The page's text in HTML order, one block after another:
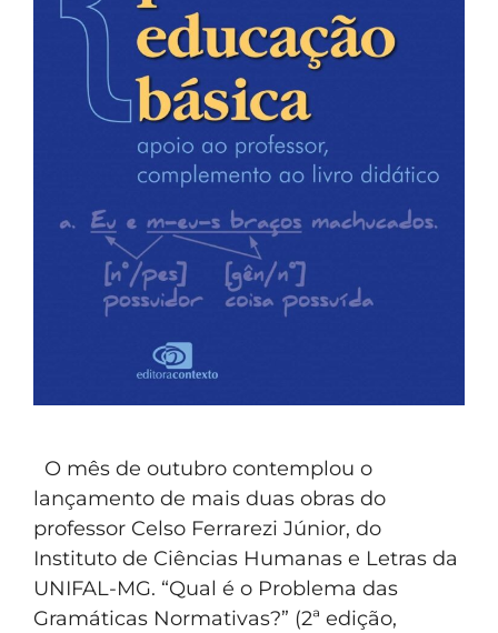
O mês de outubro contemplou o
lançamento de mais duas obras do
professor Celso Ferrarezi Júnior, do
Instituto de Ciências Humanas e Letras da
UNIFAL-MG. “Qual é o Problema das
Gramáticas Normativas?” (2ª edição,